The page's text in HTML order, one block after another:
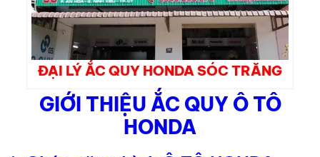
ĐẠI LÝ ẮC QUY HONDA SÓC TRĂNG
GIỚI THIỆU ẮC QUY Ô TÔ
HONDA